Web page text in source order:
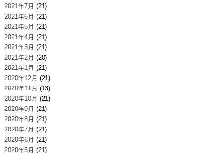
2021年7月 (21)
2021年6月 (21)
2021年5月 (21)
2021年4月 (21)
2021年3月 (21)
2021年2月 (20)
2021年1月 (21)
2020年12月 (21)
2020年11月 (13)
2020年10月 (21)
2020年9月 (21)
2020年8月 (21)
2020年7月 (21)
2020年6月 (21)
2020年5月 (21)